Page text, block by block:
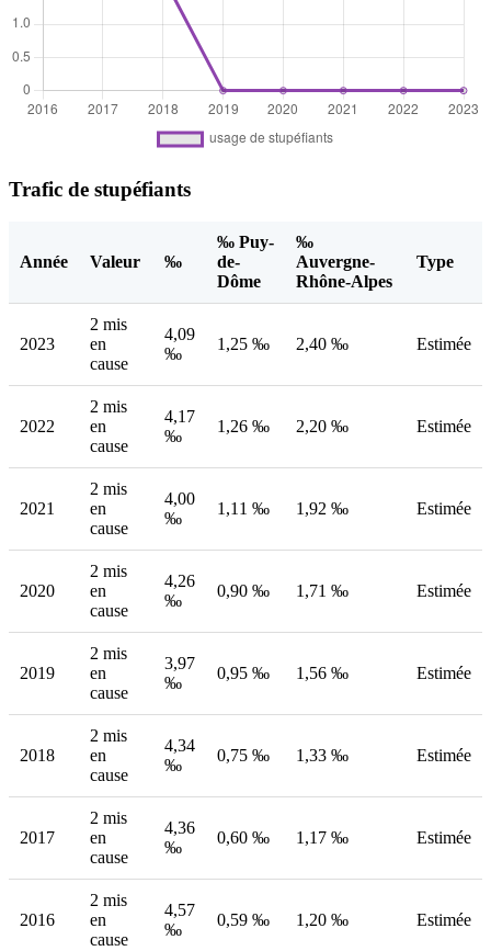
Trafic de stupéfiants
Année Valeur ‰
‰ Puy-
de-
Dôme
‰
Auvergne-
Rhône-Alpes
Type
2023
2 mis
en
cause
4,09
‰
1,25 ‰ 2,40 ‰ Estimée
2022
2 mis
en
cause
4,17
‰
1,26 ‰ 2,20 ‰ Estimée
2021
2 mis
en
cause
4,00
‰
1,11 ‰ 1,92 ‰ Estimée
2020
2 mis
en
cause
4,26
‰
0,90 ‰ 1,71 ‰ Estimée
2019
2 mis
en
cause
3,97
‰
0,95 ‰ 1,56 ‰ Estimée
2018
2 mis
en
cause
4,34
‰
0,75 ‰ 1,33 ‰ Estimée
2017
2 mis
en
cause
4,36
‰
0,60 ‰ 1,17 ‰ Estimée
2016
2 mis
en
cause
4,57
‰
0,59 ‰ 1,20 ‰ Estimée